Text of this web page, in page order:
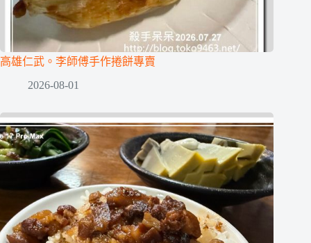
高雄仁武。李師傅手作捲餅專賣
2026-08-01